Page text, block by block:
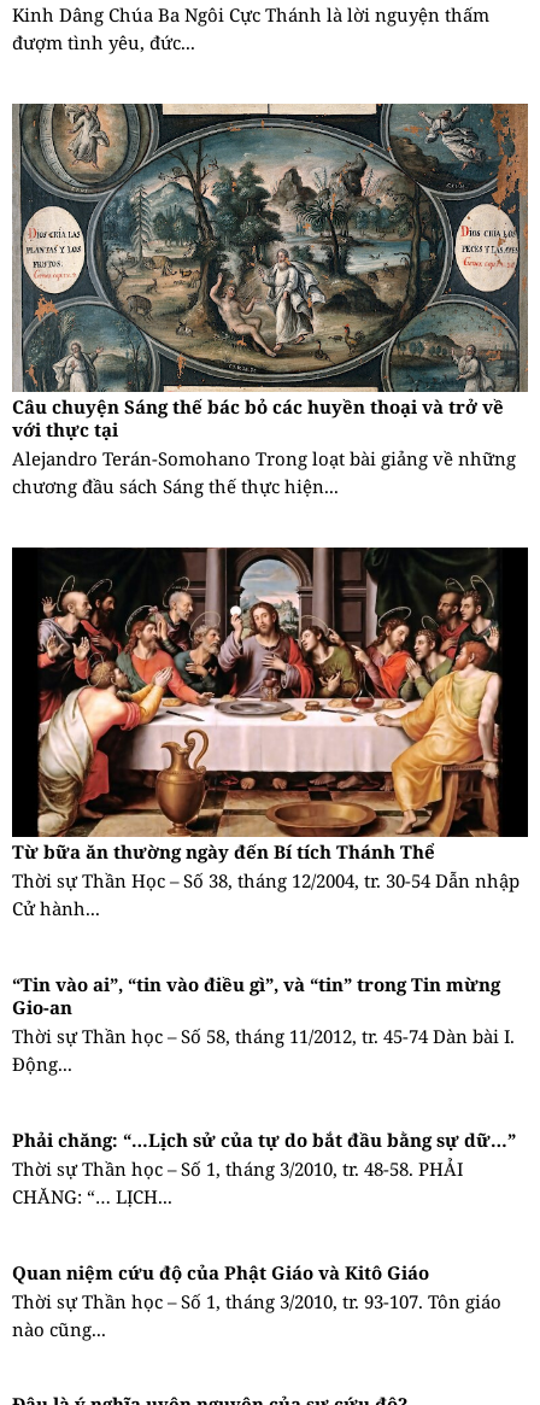
Kinh Dâng Chúa Ba Ngôi Cực Thánh là lời nguyện thấm
đượm tình yêu, đức...
Câu chuyện Sáng thế bác bỏ các huyền thoại và trở về
với thực tại
Alejandro Terán-Somohano Trong loạt bài giảng về những
chương đầu sách Sáng thế thực hiện...
Từ bữa ăn thường ngày đến Bí tích Thánh Thể
Thời sự Thần Học – Số 38, tháng 12/2004, tr. 30-54 Dẫn nhập
Cử hành...
“Tin vào ai”, “tin vào điều gì”, và “tin” trong Tin mừng
Gio-an
Thời sự Thần học – Số 58, tháng 11/2012, tr. 45-74 Dàn bài I.
Động...
Phải chăng: “…Lịch sử của tự do bắt đầu bằng sự dữ…”
Thời sự Thần học – Số 1, tháng 3/2010, tr. 48-58. PHẢI
CHĂNG: “… LỊCH...
Quan niệm cứu độ của Phật Giáo và Kitô Giáo
Thời sự Thần học – Số 1, tháng 3/2010, tr. 93-107. Tôn giáo
nào cũng...